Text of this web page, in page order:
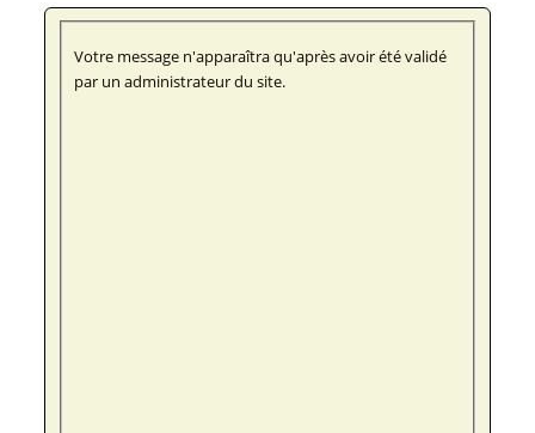
Votre message n'apparaîtra qu'après avoir été validé
par un administrateur du site.